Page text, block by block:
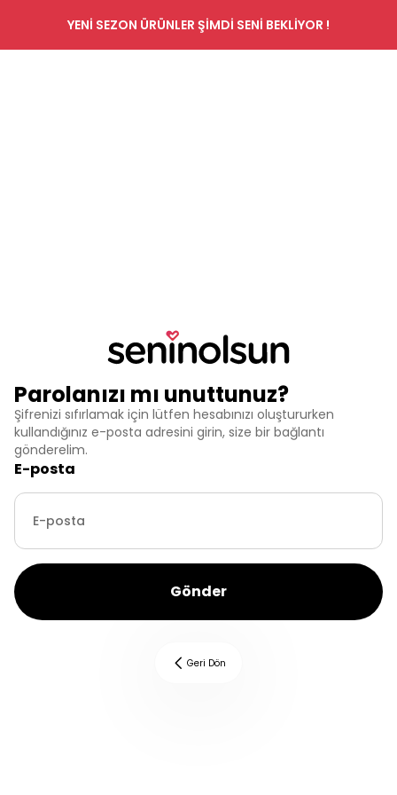
YENİ SEZON ÜRÜNLER ŞİMDİ SENİ BEKLİYOR !
Parolanızı mı unuttunuz?
Şifrenizi sıfırlamak için lütfen hesabınızı oluştururken
kullandığınız e-posta adresini girin, size bir bağlantı
gönderelim.
E-posta
Gönder
Geri Dön